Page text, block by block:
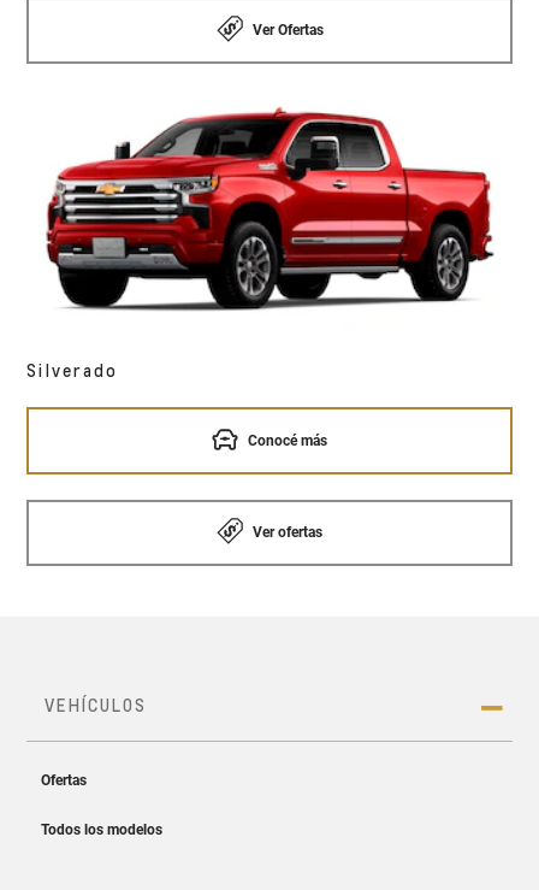
Ver Ofertas
Silverado
Conocé más
Ver ofertas